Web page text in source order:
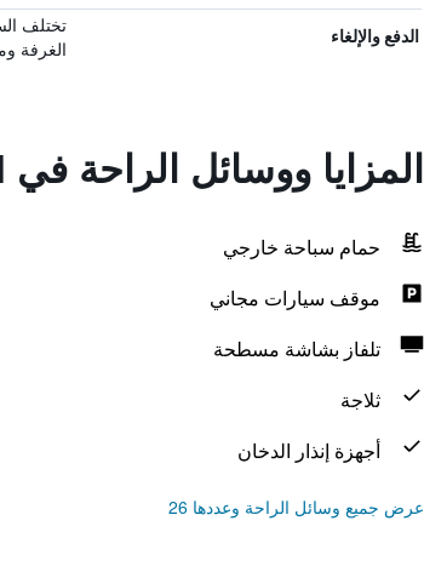
الدفع والإلغاء
تختلف
الغرفة
المزايا ووسائل الراحة في Puangpen Villa Hotel
حمام سباحة خارجي
موقف سيارات مجاني
تلفاز بشاشة مسطحة
ثلاجة
أجهزة إنذار الدخان
عرض جميع وسائل الراحة وعددها 26